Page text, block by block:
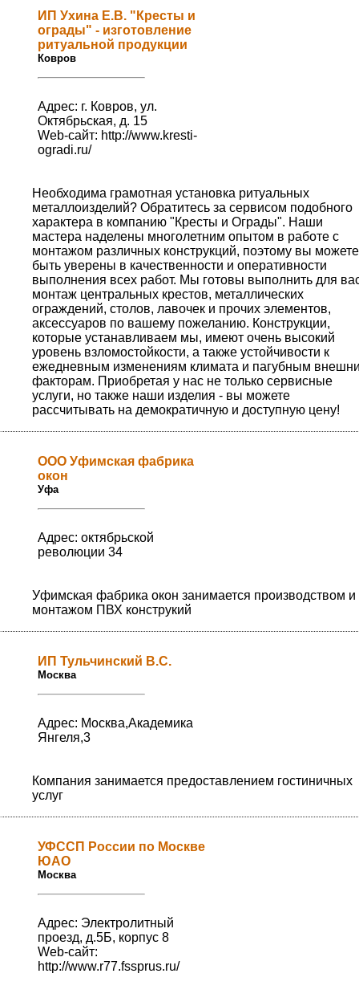
ИП Ухина Е.В. "Кресты и
ограды" - изготовление
ритуальной продукции
Ковров
Адрес: г. Ковров, ул.
Октябрьская, д. 15
Web-сайт: http://www.kresti-
ogradi.ru/
Необходима грамотная установка ритуальных
металлоизделий? Обратитесь за сервисом подобного
характера в компанию "Кресты и Ограды". Наши
мастера наделены многолетним опытом в работе с
монтажом различных конструкций, поэтому вы можете
быть уверены в качественности и оперативности
выполнения всех работ. Мы готовы выполнить для
монтаж центральных крестов, металлических
ограждений, столов, лавочек и прочих элементов,
аксессуаров по вашему пожеланию. Конструкции,
которые устанавливаем мы, имеют очень высокий
уровень взломостойкости, а также устойчивости к
ежедневным изменениям климата и пагубным
факторам. Приобретая у нас не только сервисные
услуги, но также наши изделия - вы можете
рассчитывать на демократичную и доступную цену!
ООО Уфимская фабрика
окон
Уфа
Адрес: октябрьской
революции 34
Уфимская фабрика окон занимается производством и
монтажом ПВХ конструкий
ИП Тульчинский В.С.
Москва
Адрес: Москва,Академика
Янгеля,3
Компания занимается предоставлением гостиничных
услуг
УФССП России по Москве
ЮАО
Москва
Адрес: Электролитный
проезд, д.5Б, корпус 8
Web-сайт:
http://www.r77.fssprus.ru/